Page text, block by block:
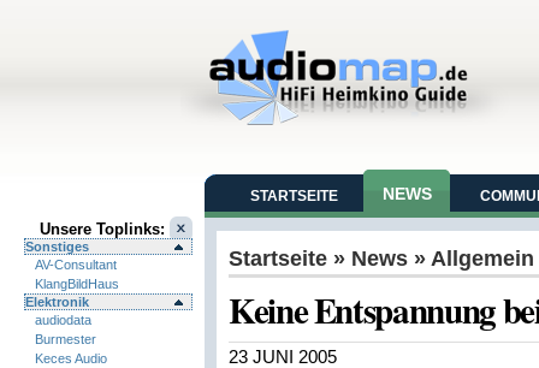
Unsere Toplinks:
Sonstiges
AV-Consultant
KlangBildHaus
Elektronik
audiodata
Burmester
Keces Audio
STARTSEITE NEWS
Startseite » News » Allgemein
Keine Entspannung
23 JUNI 2005